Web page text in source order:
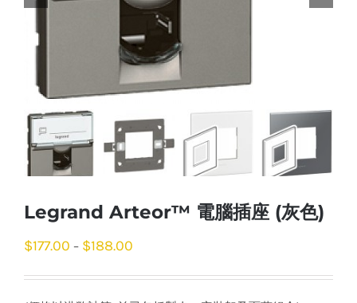
Legrand Arteor™ 電腦插座 (灰色)
$177.00 – $188.00